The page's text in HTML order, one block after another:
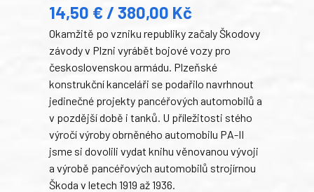
14,50 € / 380,00 Kč
Okamžitě po vzniku republiky začaly Škodovy
závody v Plzni vyrábět bojové vozy pro
československou armádu. Plzeňské
konstrukční kanceláři se podařilo navrhnout
jedinečné projekty pancéřových automobilů a
v pozdější době i tanků. U příležitosti stého
výročí výroby obrněného automobilu PA-II
jsme si dovolili vydat knihu věnovanou vývoji
a výrobě pancéřových automobilů strojírnou
Škoda v letech 1919 až 1936.